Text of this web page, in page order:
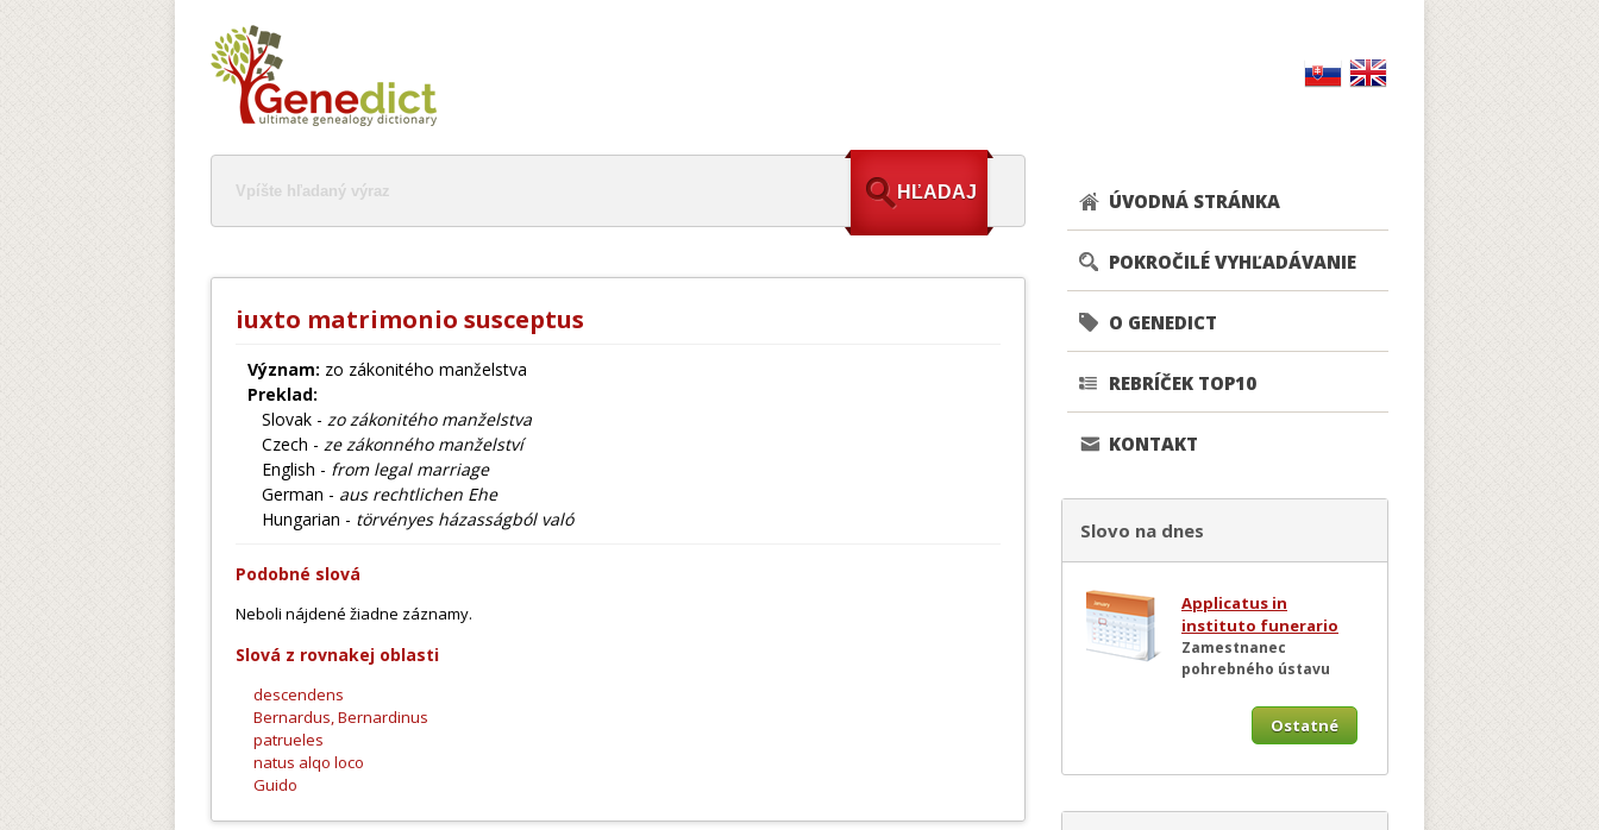
iuxto matrimonio susceptus
Význam: zo zákonitého manželstva
Preklad:
Slovak - zo zákonitého manželstva
Czech - ze zákonného manželství
English - from legal marriage
German - aus rechtlichen Ehe
Hungarian - törvényes házasságból való
Podobné slová
Neboli nájdené žiadne záznamy.
Slová z rovnakej oblasti
descendens
Bernardus, Bernardinus
patrueles
natus alqo loco
Guido
ÚVODNÁ STRÁNKA
POKROČILÉ VYHĽADÁVANIE
O GENEDICT
REBRÍČEK TOP10
KONTAKT
Slovo na dnes
Applicatus in
instituto funerario
Zamestnanec
pohrebného ústavu
Ostatné